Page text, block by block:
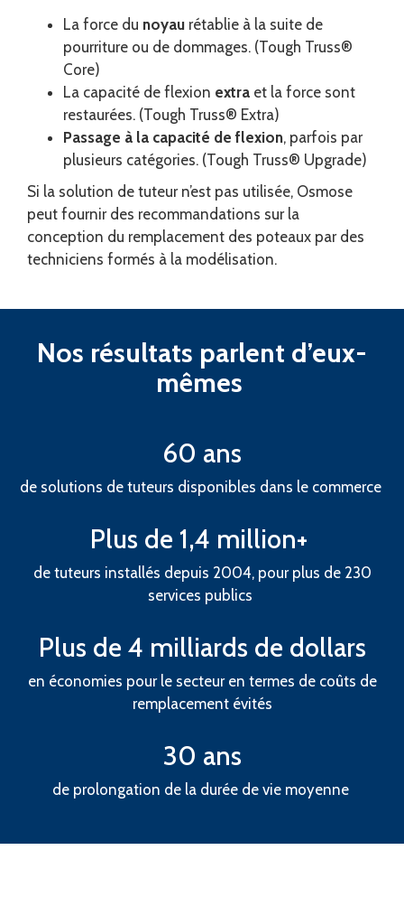
La force du noyau rétablie à la suite de
pourriture ou de dommages. (Tough Truss®
Core)
La capacité de flexion extra et la force sont
restaurées. (Tough Truss® Extra)
Passage à la capacité de flexion, parfois par
plusieurs catégories. (Tough Truss® Upgrade)
Si la solution de tuteur n’est pas utilisée, Osmose
peut fournir des recommandations sur la
conception du remplacement des poteaux par des
techniciens formés à la modélisation.
Nos résultats parlent d’eux-
mêmes
60 ans
de solutions de tuteurs disponibles dans le commerce
Plus de 1,4 million+
de tuteurs installés depuis 2004, pour plus de 230
services publics
Plus de 4 milliards de dollars
en économies pour le secteur en termes de coûts de
remplacement évités
30 ans
de prolongation de la durée de vie moyenne